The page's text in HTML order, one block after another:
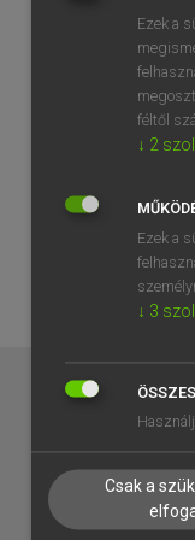
EGYÉNI
TANULÓKNAK
VÁLLALATI
Ezek a
féltől
↓ 2
Ezek a
↓ 3
Csak a